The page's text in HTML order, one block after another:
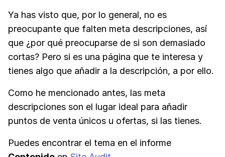
Ya has visto que, por lo general, no es
preocupante que falten meta descripciones, así
que ¿por qué preocuparse de si son demasiado
cortas? Pero si es una página que te interesa y
tienes algo que añadir a la descripción, a por ello.
Como he mencionado antes, las meta
descripciones son el lugar ideal para añadir
puntos de venta únicos u ofertas, si las tienes.
Puedes encontrar el tema en el informe